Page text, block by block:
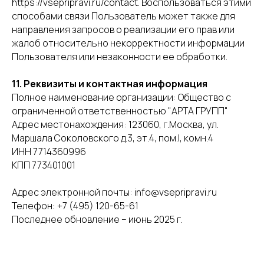
способами связи Пользователь может также для
направления запросов о реализации его прав или
жалоб относительно некорректности информации
Пользователя или незаконности ее обработки.
11. Реквизиты и контактная информация
Полное наименование организации: Общество с
ограниченной ответственностью "АРТА ГРУПП"
Адрес местонахождения: 123060, г.Москва, ул.
Маршала Соколовского д.3, эт.4, пом.I, комн.4
ИНН 7714360996
КПП 773401001
Адрес электронной почты: info@vsepripravi.ru
Телефон: +7 (495) 120-65-61
Последнее обновление – июнь 2025 г.